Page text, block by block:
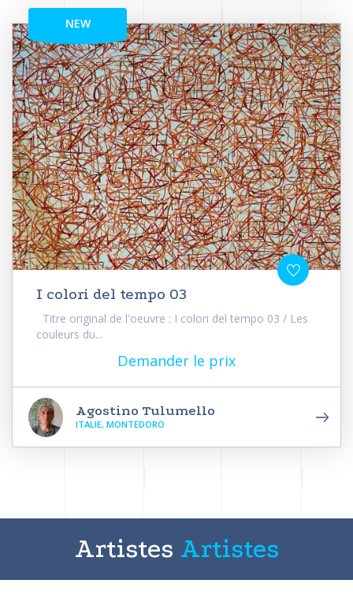
NEW
I colori del tempo 03
Titre original de l'oeuvre : I colori del tempo 03 / Les
couleurs du...
Demander le prix
Agostino Tulumello
ITALIE, MONTEDORO
Artistes Artistes